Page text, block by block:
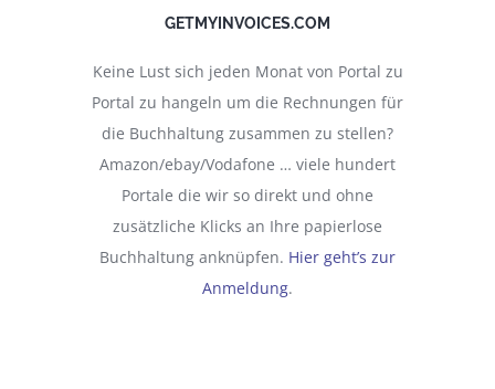
GETMYINVOICES.COM
Keine Lust sich jeden Monat von Portal zu
Portal zu hangeln um die Rechnungen für
die Buchhaltung zusammen zu stellen?
Amazon/ebay/Vodafone … viele hundert
Portale die wir so direkt und ohne
zusätzliche Klicks an Ihre papierlose
Buchhaltung anknüpfen. Hier geht’s zur
Anmeldung.